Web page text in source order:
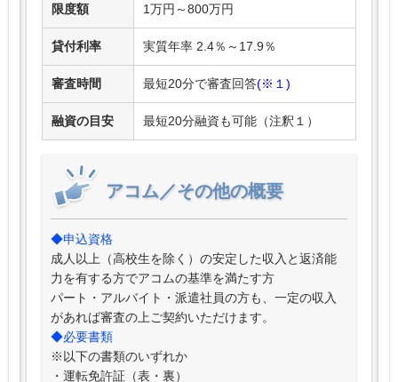
限度額 1万円～800万円
貸付利率 実質年率 2.4％～17.9％
審査時間 最短20分で審査回答(※１)
融資の目安 最短20分融資も可能（注釈１）
アコム／その他の概要
◆申込資格
成人以上（高校生を除く）の安定した収入と返済能
力を有する方でアコムの基準を満たす方
パート・アルバイト・派遣社員の方も、一定の収入
があれば審査の上ご契約いただけます。
◆必要書類
※以下の書類のいずれか
・運転免許証（表・裏）